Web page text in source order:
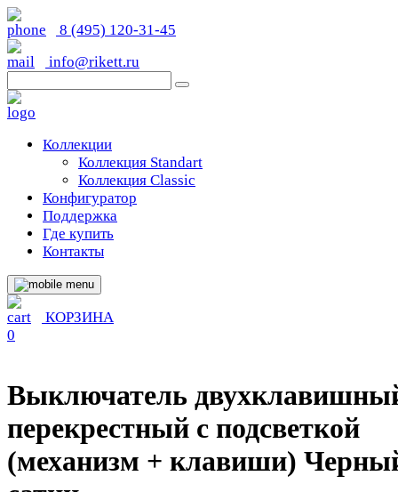
8 (495) 120-31-45
info@rikett.ru
Коллекции
Коллекция Standart
Коллекция Classic
Конфигуратор
Поддержка
Где купить
Контакты
КОРЗИНА
0
Выключатель
перекрестный с подсветкой
(механизм + клавиши)